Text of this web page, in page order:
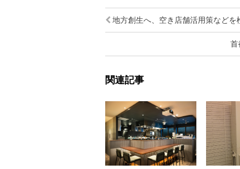
地方創生へ、空き店舗活用策などを
首
関連記事